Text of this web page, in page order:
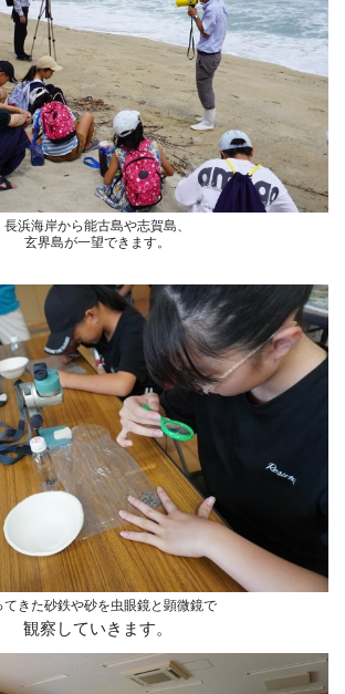
長浜海岸から能古島や志賀島、
玄界島が一望できます。
てきた砂鉄や砂を虫眼鏡と顕微鏡で
観察していきます。